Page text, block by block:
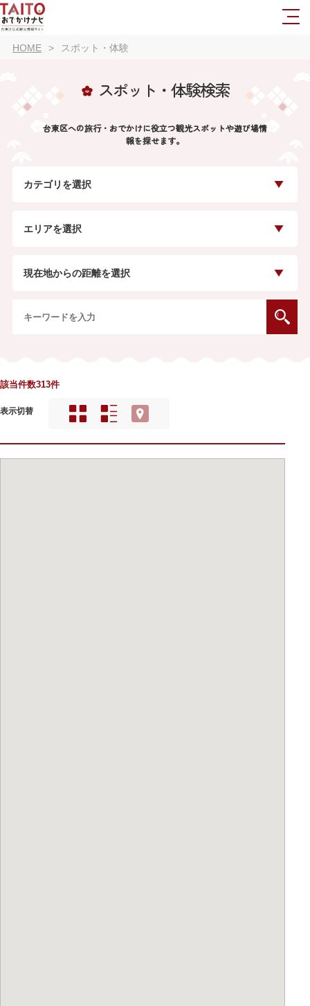
HOME スポット・体験
スポット・体験検索
台東区への旅行・おでかけに役立つ観光スポットや遊び場情
報を探せます。
カテゴリを選択
エリアを選択
現在地からの距離を選択
該当件数313件
表示切替